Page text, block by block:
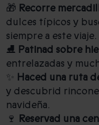
🎁 Recorre
dulces típicos y
siempre a este viaje.
⛸️ Patinad sobre
entrelazadas y
✨ Haced una ruta
y descubrid
navideña.
🍷 Reservad una